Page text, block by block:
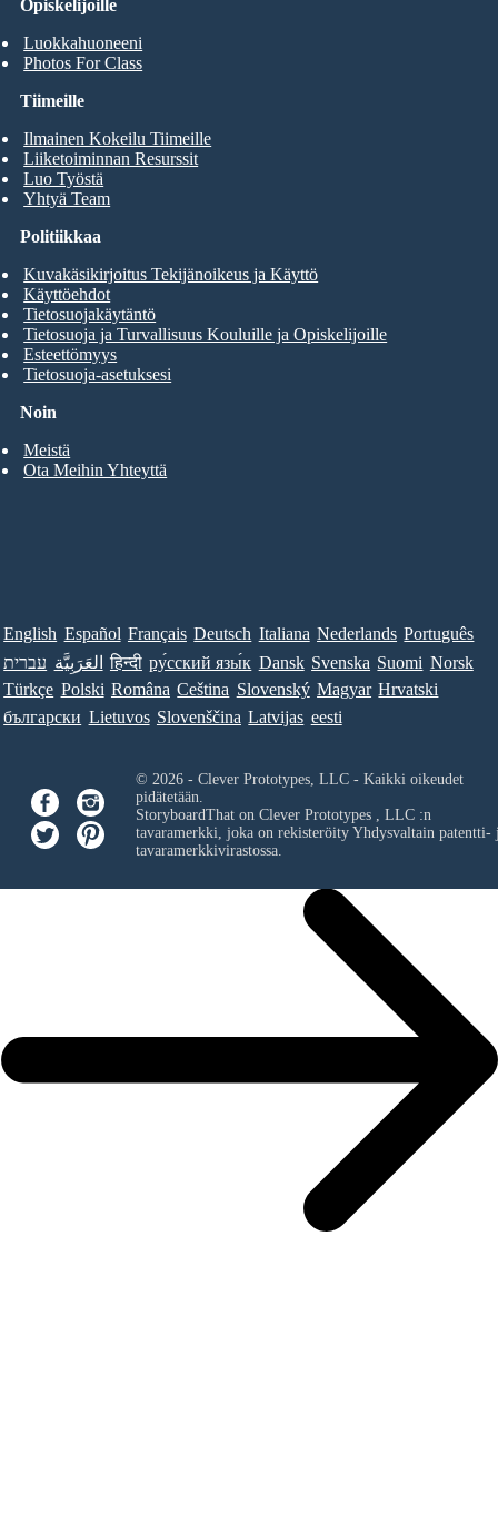
Opiskelijoille
Luokkahuoneeni
Photos For Class
Tiimeille
Ilmainen Kokeilu Tiimeille
Liiketoiminnan Resurssit
Luo Työstä
Yhtyä Team
Noin
Meistä
Ota Meihin Yhteyttä
Politiikkaa
Kuvakäsikirjoitus Tekijänoikeus ja Käyttö
Käyttöehdot
Tietosuojakäytäntö
Tietosuoja ja Turvallisuus Kouluille ja Opiskelijoille
Esteettömyys
Tietosuoja-asetuksesi
English Español Français Deutsch Italiana Nederlands Português
עברית العَرَبِيَّة हिन्दी ру́сский язы́к Dansk Svenska Suomi Norsk
Türkçe Polski Româna Ceština Slovenský Magyar Hrvatski
български Lietuvos Slovenščina Latvijas eesti
© 2026 - Clever Prototypes, LLC - Kaikki oikeudet
pidätetään.
StoryboardThat on Clever Prototypes , LLC:n
tavaramerkki, joka on rekisteröity Yhdysvaltain patentti-
tavaramerkkivirastossa.